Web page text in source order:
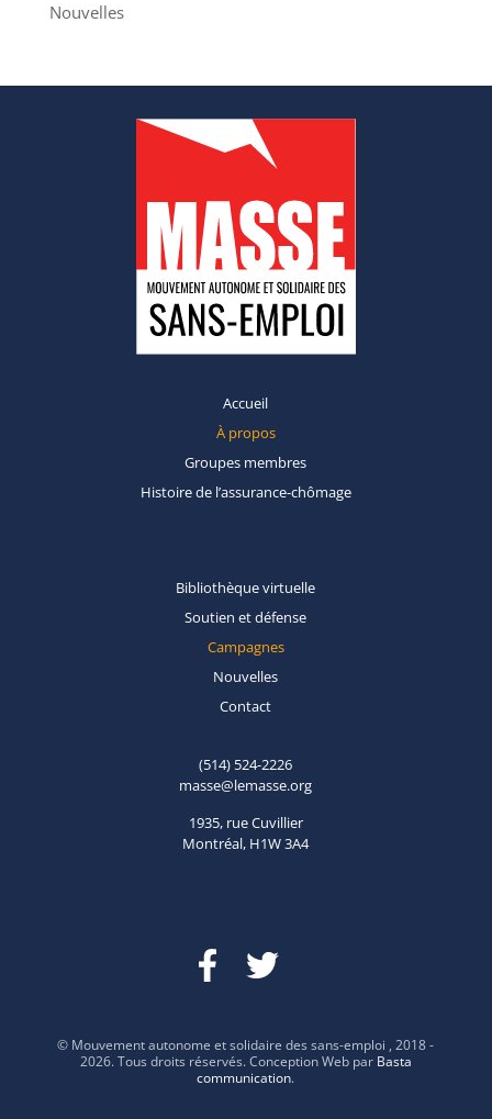
Nouvelles
Accueil
À propos
Groupes membres
Histoire de l’assurance-chômage
Bibliothèquevirtuelle
Soutien etdéfense
Campagnes
Nouvelles
Contact
(514) 524-2226
masse@lemasse.org
1935, rue Cuvillier
Montréal, H1W 3A4
© Mouvement autonome et solidaire des sans-emploi , 2018 -
2026. Tous droits réservés. Conception Web par Basta
communication.